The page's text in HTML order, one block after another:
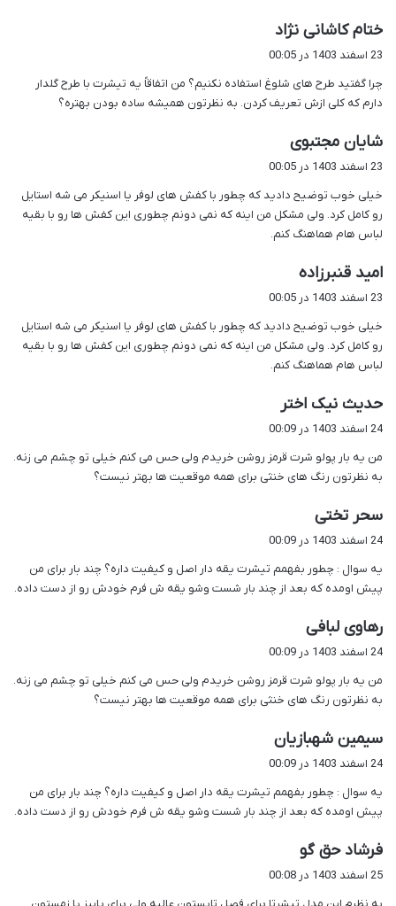
ختام کاشانی نژاد
ف
:
23 اسفند 1403 در 00:05
چرا گفتید طرح های شلوغ استفاده نکنیم؟ من اتفاقاً یه تیشرت با طرح گلدار
دارم که کلی ازش تعریف کردن. به نظرتون همیشه ساده بودن بهتره؟
شایان مجتبوی
ف
:
23 اسفند 1403 در 00:05
خیلی خوب توضیح دادید که چطور با کفش های لوفر یا اسنیکر می شه استایل
رو کامل کرد. ولی مشکل من اینه که نمی دونم چطوری این کفش ها رو با بقیه
لباس هام هماهنگ کنم.
امید قنبرزاده
ف
:
23 اسفند 1403 در 00:05
خیلی خوب توضیح دادید که چطور با کفش های لوفر یا اسنیکر می شه استایل
رو کامل کرد. ولی مشکل من اینه که نمی دونم چطوری این کفش ها رو با بقیه
لباس هام هماهنگ کنم.
حدیث نیک اختر
ف
:
24 اسفند 1403 در 00:09
من یه بار پولو شرت قرمز روشن خریدم ولی حس می کنم خیلی تو چشم می زنه.
به نظرتون رنگ های خنثی برای همه موقعیت ها بهتر نیست؟
سحر تختی
ف
:
24 اسفند 1403 در 00:09
یه سوال : چطور بفهمم تیشرت یقه دار اصل و کیفیت داره؟ چند بار برای من
پیش اومده که بعد از چند بار شست وشو یقه ش فرم خودش رو از دست داده.
رهاوی لبافی
:
24 اسفند 1403 در 00:09
من یه بار پولو شرت قرمز روشن خریدم ولی حس می کنم خیلی تو چشم می زنه.
به نظرتون رنگ های خنثی برای همه موقعیت ها بهتر نیست؟
سیمین شهبازیان
ف
24 اسفند 1403 در 00:09
یه سوال : چطور بفهمم تیشرت یقه دار اصل و کیفیت داره؟ چند بار برای من
پیش اومده که بعد از چند بار شست وشو یقه ش فرم خودش رو از دست داده.
فرشاد حق گو
ف
25 اسفند 1403 در 00:08